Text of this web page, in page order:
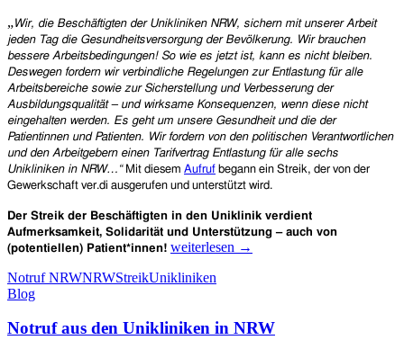
den
Patient*innen
dient
„Wir, die Beschäftigten der Unikliniken NRW, sichern mit unserer Arbeit
jeden Tag die Gesundheitsversorgung der Bevölkerung. Wir brauchen
bessere Arbeitsbedingungen! So wie es jetzt ist, kann es nicht bleiben.
Deswegen fordern wir verbindliche Regelungen zur Entlastung für alle
Arbeitsbereiche sowie zur Sicherstellung und Verbesserung der
Ausbildungsqualität – und wirksame Konsequenzen, wenn diese nicht
eingehalten werden. Es geht um unsere Gesundheit und die der
Patientinnen und Patienten. Wir fordern von den politischen Verantwortlichen
und den Arbeitgebern einen Tarifvertrag Entlastung für alle sechs
Unikliniken in NRW…“ Mit diesem Aufruf begann ein Streik, der von der
Gewerkschaft ver.di ausgerufen und unterstützt wird.
Der Streik der Beschäftigten in den Uniklinik verdient
Aufmerksamkeit, Solidarität und Unterstützung – auch von
(potentiellen) Patient*innen! In
von
und
weiterlesen →
Notruf NRWNRWStreikUnikliniken
Blog
Notruf aus den Unikliniken in NRW